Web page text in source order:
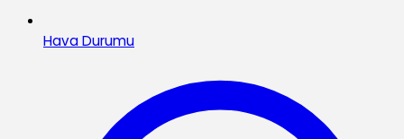
Hava Durumu